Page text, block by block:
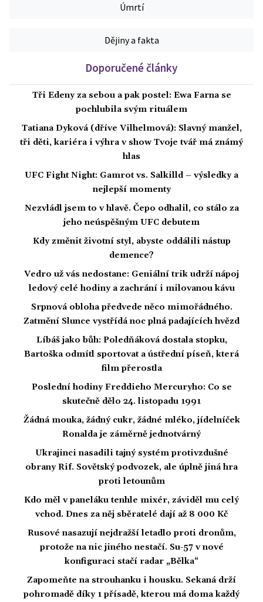
Úmrtí
Dějiny a fakta
Doporučené články
Tři Edeny za sebou a pak postel: Ewa Farna se
pochlubila svým rituálem
Tatiana Dyková (dříve Vilhelmová): Slavný manžel,
tři děti, kariéra i výhra v show Tvoje tvář má známý
hlas
UFC Fight Night: Gamrot vs. Salkilld – výsledky a
nejlepší momenty
Nezvládl jsem to v hlavě. Čepo odhalil, co stálo za
jeho neúspěšným UFC debutem
Kdy změnit životní styl, abyste oddálili nástup
demence?
Vedro už vás nedostane: Geniální trik udrží nápoj
ledový celé hodiny a zachrání i milovanou kávu
Srpnová obloha předvede něco mimořádného.
Zatmění Slunce vystřídá noc plná padajících hvězd
Líbáš jako bůh: Poledňáková dostala stopku,
Bartoška odmítl sportovat a ústřední píseň, která
film přerostla
Poslední hodiny Freddieho Mercuryho: Co se
skutečně dělo 24. listopadu 1991
Žádná mouka, žádný cukr, žádné mléko, jídelníček
Ronalda je záměrně jednotvárný
Ukrajinci nasadili tajný systém protivzdušné
obrany Rif. Sovětský podvozek, ale úplně jiná hra
proti letounům
Kdo měl v paneláku tenhle mixér, záviděl mu celý
vchod. Dnes za něj sběratelé dají až 8 000 Kč
Rusové nasazují nejdražší letadlo proti dronům,
protože na nic jiného nestačí. Su-57 v nové
konfiguraci stačí radar „Bělka“
Zapomeňte na strouhanku i housku. Sekaná drží
pohromadě díky 1 přísadě, kterou má doma každý